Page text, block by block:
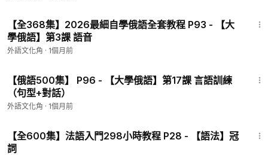
【全368集】2026最細自學俄語全套教程 P93 - 【大
學俄語】第3課 語音
外語文化角 · 1個月前
【俄語500集】 P96 - 【大學俄語】第17課 言語訓練
（句型+對話）
外語文化角 · 1個月前
【全600集】法語入門298小時教程 P28 - 【語法】冠
詞